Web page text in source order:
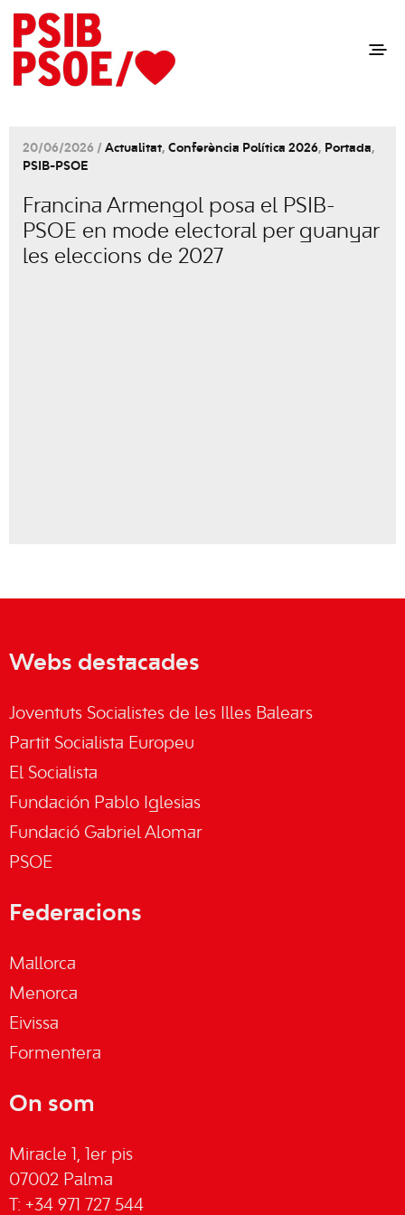
20/06/2026 / Actualitat, Conferència Política 2026, Portada,
PSIB-PSOE
Francina Armengol posa el PSIB-
PSOE en mode electoral per guanyar
les eleccions de 2027
Webs destacades
Joventuts Socialistes de les Illes Balears
Partit Socialista Europeu
El Socialista
Fundación Pablo Iglesias
Fundació Gabriel Alomar
PSOE
Federacions
Mallorca
Menorca
Eivissa
Formentera
On som
Miracle 1, 1er pis
07002 Palma
T: +34 971 727 544